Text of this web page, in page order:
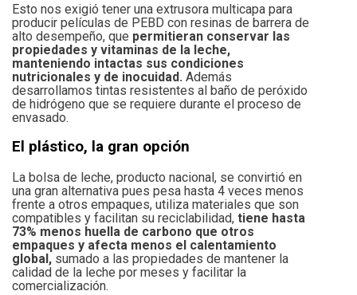
Esto nos exigió tener una extrusora multicapa para
producir películas de PEBD con resinas de barrera de
alto desempeño, que permitieran conservar las
propiedades y vitaminas de la leche,
manteniendo intactas sus condiciones
nutricionales y de inocuidad. Además
desarrollamos tintas resistentes al baño de peróxido
de hidrógeno que se requiere durante el proceso de
envasado.
El plástico, la gran opción
La bolsa de leche, producto nacional, se convirtió en
una gran alternativa pues pesa hasta 4 veces menos
frente a otros empaques, utiliza materiales que son
compatibles y facilitan su reciclabilidad, tiene hasta
73% menos huella de carbono que otros
empaques y afecta menos el calentamiento
global, sumado a las propiedades de mantener la
calidad de la leche por meses y facilitar la
comercialización.